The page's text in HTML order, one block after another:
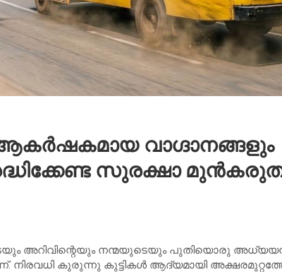
വാഗ്ദാനങ്ങളും
സുരക്ഷാ
അറിവിന്റെയും നന്മയുടെയും പുതിയൊരു
കുരുന്നു കുട്ടികൾ ആദ്യമായി